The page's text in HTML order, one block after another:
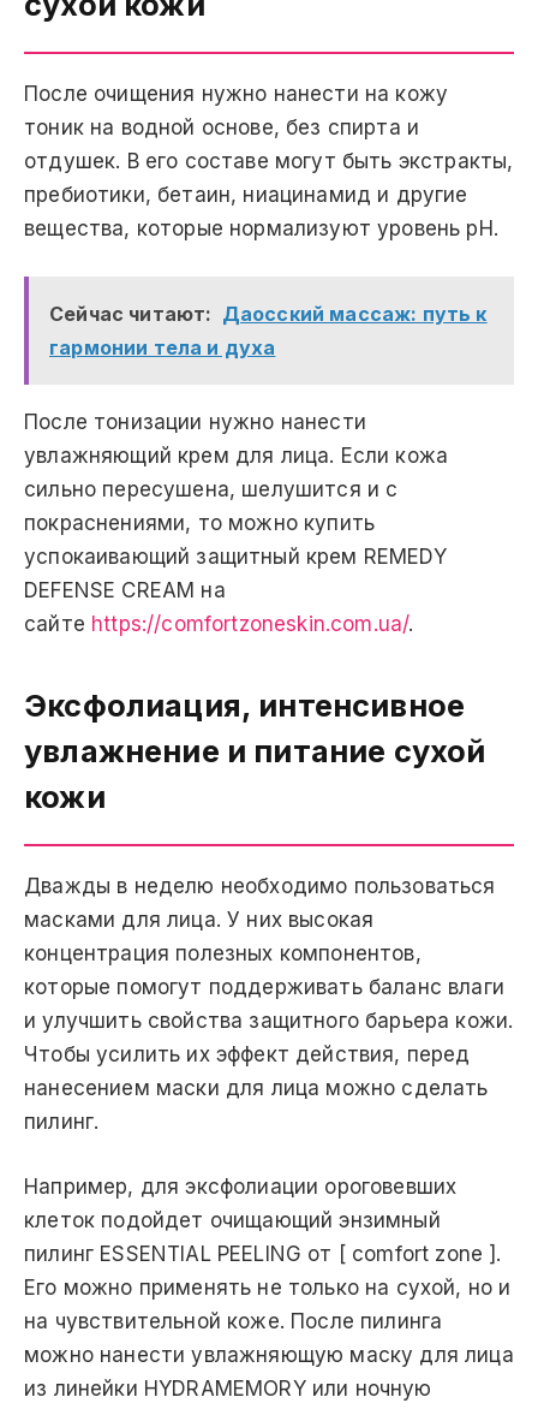
После очищения нужно нанести на кожу
тоник на водной основе, без спирта и
отдушек. В его составе могут быть экстракты,
пребиотики, бетаин, ниацинамид и другие
вещества, которые нормализуют уровень pH.
Сейчас читают: Даосский массаж: путь к
гармонии тела и духа
После тонизации нужно нанести
увлажняющий крем для лица. Если кожа
сильно пересушена, шелушится и с
покраснениями, то можно купить
успокаивающий защитный крем REMEDY
DEFENSE CREAM на
сайте https://comfortzoneskin.com.ua/.
Эксфолиация, интенсивное
увлажнение и питание сухой
кожи
Дважды в неделю необходимо пользоваться
масками для лица. У них высокая
концентрация полезных компонентов,
которые помогут поддерживать баланс влаги
и улучшить свойства защитного барьера кожи.
Чтобы усилить их эффект действия, перед
нанесением маски для лица можно сделать
пилинг.
Например, для эксфолиации ороговевших
клеток подойдет очищающий энзимный
пилинг ESSENTIAL PEELING от [ comfort zone ].
Его можно применять не только на сухой, но и
на чувствительной коже. После пилинга
можно нанести увлажняющую маску для лица
из линейки HYDRAMEMORY или ночную